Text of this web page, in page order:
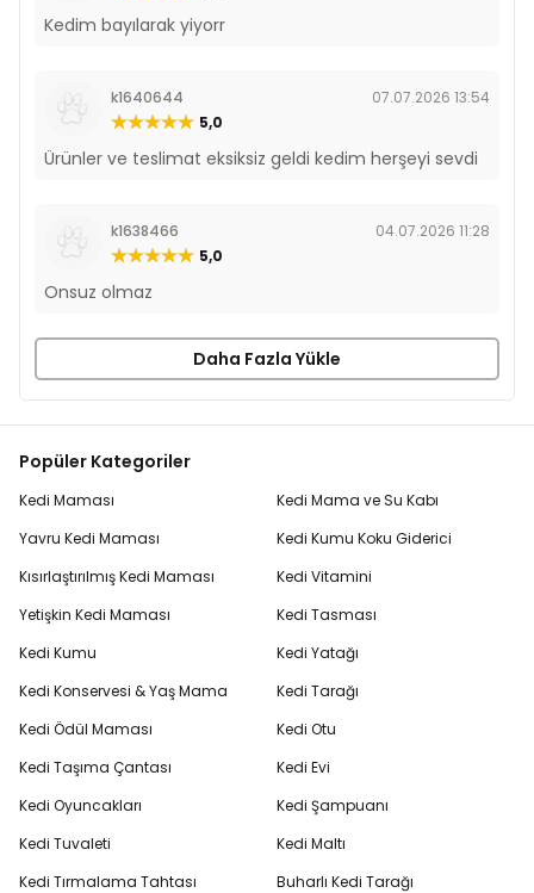
Kedim bayılarak yiyorr
k1640644
07.07.2026 13:54
5,0
Ürünler ve teslimat eksiksiz geldi kedim herşeyi sevdi
k1638466
04.07.2026 11:28
5,0
Onsuz olmaz
Daha Fazla Yükle
Popüler Kategoriler
Kedi Maması
Yavru Kedi Maması
Kısırlaştırılmış Kedi Maması
Yetişkin Kedi Maması
Kedi Kumu
Kedi Konservesi & Yaş Mama
Kedi Ödül Maması
Kedi Taşıma Çantası
Kedi Oyuncakları
Kedi Tuvaleti
Kedi Tırmalama Tahtası
Kedi Mama ve Su Kabı
Kedi Kumu Koku Giderici
Kedi Vitamini
Kedi Tasması
Kedi Yatağı
Kedi Tarağı
Kedi Otu
Kedi Evi
Kedi Şampuanı
Kedi Maltı
Buharlı Kedi Tarağı